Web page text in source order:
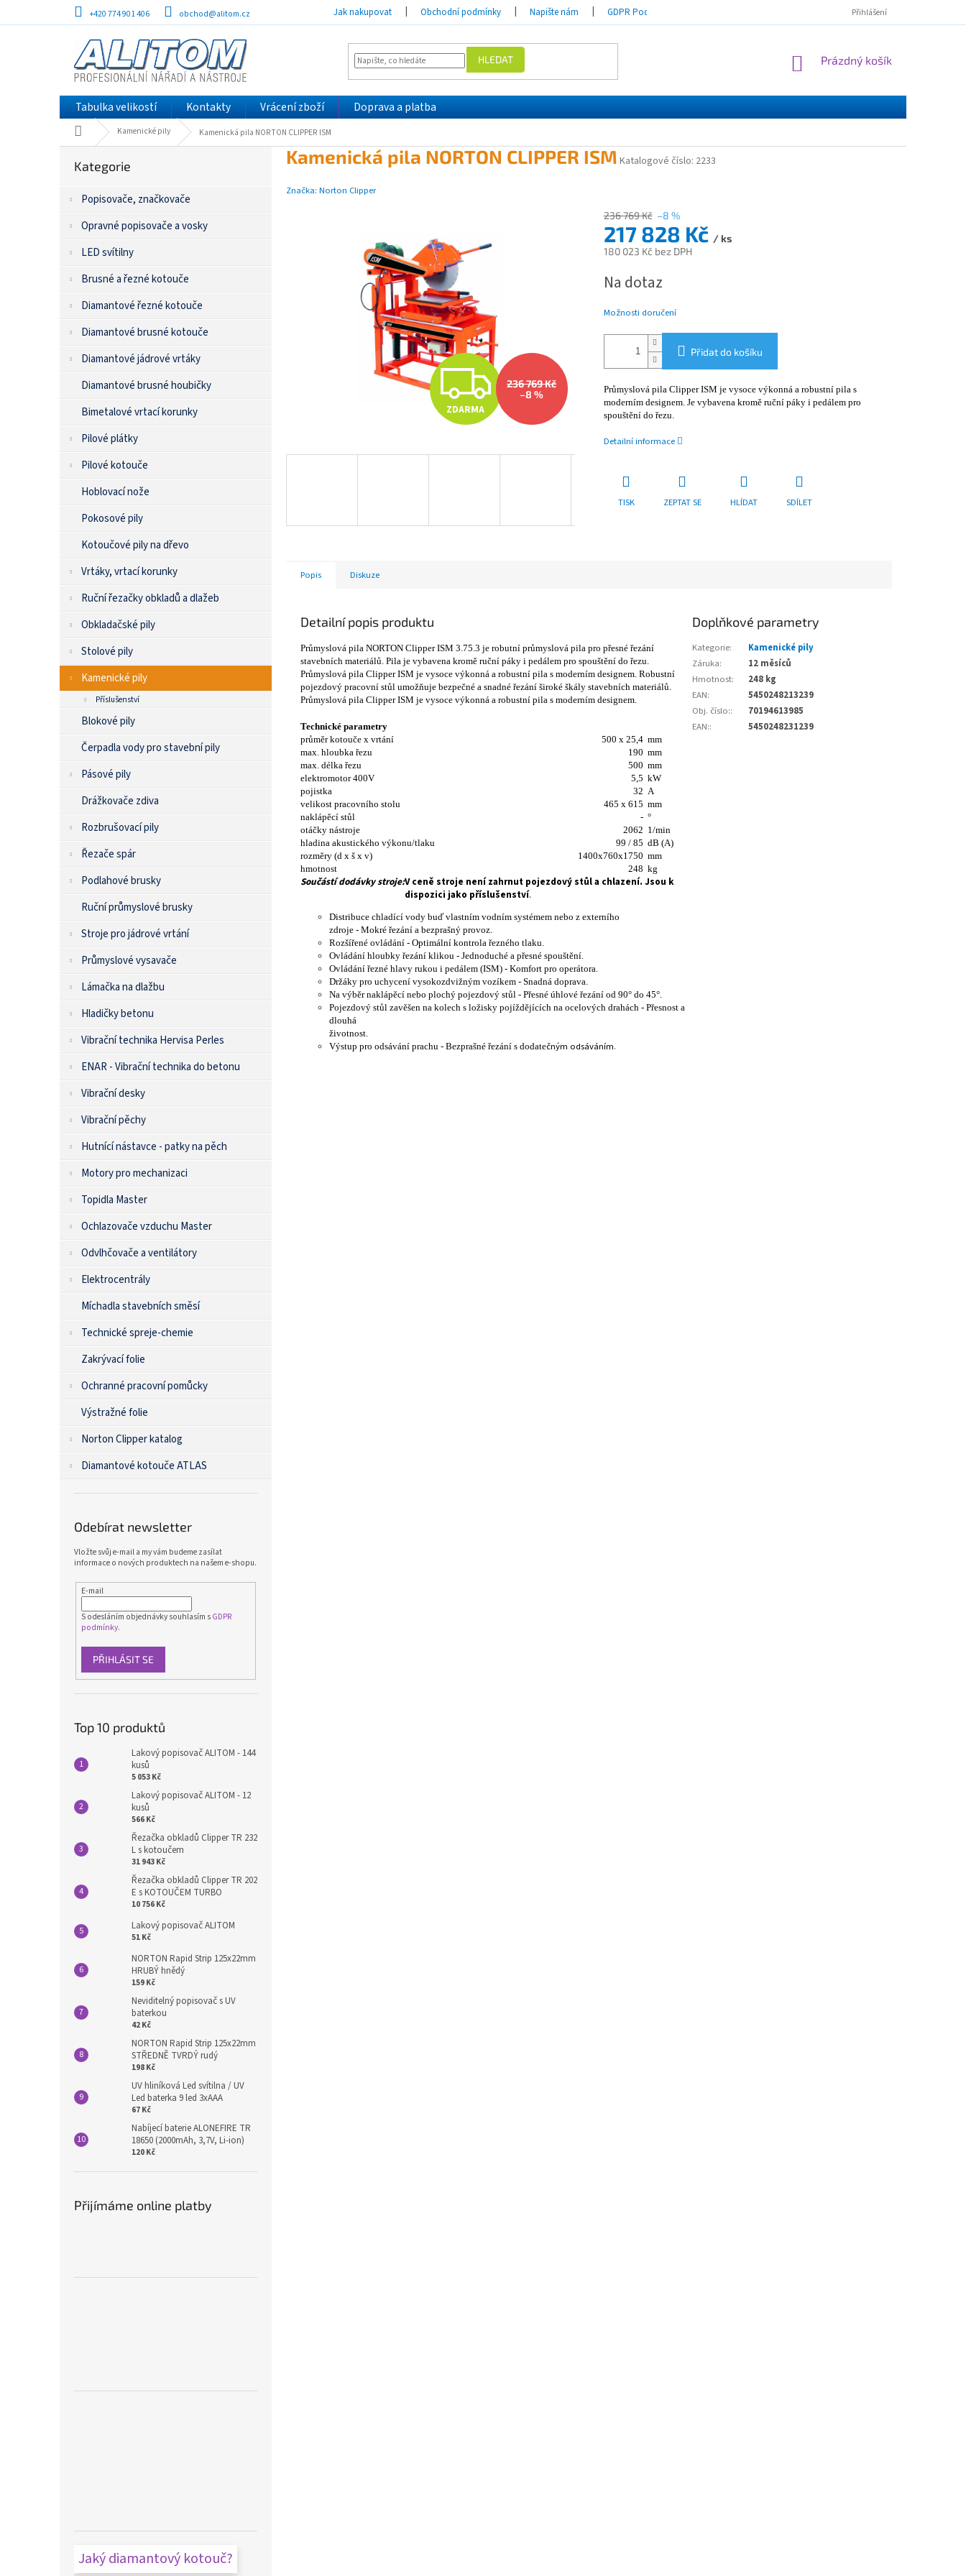
obsah
+420 774 901 406 obchod@alitom.cz Jak nakupovat Obchodní podmínky Napište nám GDPR Podmínky ochrany osobních údajů ESSOX - nákup na splátky
Přihlášení
HLEDAT
NÁKUPNÍ
Prázdný košík
Tabulka velikostí Kontakty Vrácení zboží Doprava a platba
Domů Kamenické pily Kamenická pila NORTON CLIPPER ISM
kategorie
Kategorie
Popisovače, značkovače
Opravné popisovače a vosky
LED svítilny
Brusné a řezné kotouče
Diamantové řezné kotouče
Diamantové brusné kotouče
Diamantové jádrové vrtáky
Diamantové brusné houbičky
Bimetalové vrtací korunky
Pilové plátky
Pilové kotouče
Hoblovací nože
Pokosové pily
Kotoučové pily na dřevo
Vrtáky, vrtací korunky
Ruční řezačky obkladů a dlažeb
Obkladačské pily
Stolové pily
Kamenické pily
Příslušenství
Blokové pily
Čerpadla vody pro stavební pily
Pásové pily
Drážkovače zdiva
Rozbrušovací pily
Řezače spár
Podlahové brusky
Ruční průmyslové brusky
Stroje pro jádrové vrtání
Průmyslové vysavače
Lámačka na dlažbu
Hladičky betonu
Vibrační technika Hervisa Perles
ENAR - Vibrační technika do betonu
Vibrační desky
Vibrační pěchy
Hutnící nástavce - patky na pěch
Motory pro mechanizaci
Topidla Master
Ochlazovače vzduchu Master
Odvlhčovače a ventilátory
Elektrocentrály
Míchadla stavebních směsí
Technické spreje-chemie
Zakrývací folie
Ochranné pracovní pomůcky
Výstražné folie
Norton Clipper katalog
Diamantové kotouče ATLAS
Odebírat newsletter
Vložte svůj e-mail a my vám budeme zasílat
informace o nových produktech na našem e-shopu.
E-mail
S odesláním objednávky souhlasím sGDPR
podmínky.
PŘIHLÁSIT SE
Top 10 produktů
Lakový popisovač ALITOM - 144
kusů
5 053 Kč
Lakový popisovač ALITOM - 12
kusů
566 Kč
Řezačka obkladů Clipper TR 232
L s kotoučem
31 943 Kč
Řezačka obkladů Clipper TR 202
E s KOTOUČEM TURBO
10 756 Kč
Lakový popisovač ALITOM
51 Kč
NORTON Rapid Strip 125x22mm
HRUBÝ hnědý
159 Kč
Neviditelný popisovač s UV
baterkou
42 Kč
NORTON Rapid Strip 125x22mm
STŘEDNĚ TVRDÝ rudý
198 Kč
UV hliníková Led svítilna / UV
Led baterka 9 led 3xAAA
67 Kč
Nabíjecí baterie ALONEFIRE TR
18650 (2000mAh, 3,7V, Li-ion)
120 Kč
Přijímáme online platby
Jaký diamantový kotouč?
Kamenická pila NORTON CLIPPER ISM Katalogové číslo: 2233
Značka: Norton Clipper
Z
D
R
A
ZDARMA
236 769 Kč
–8 %
236 769 Kč –8 %
217 828 Kč / ks
180 023 Kč bez DPH
cena:
Na dotaz
Možnosti doručení
Přidat do košíku
Průmyslová pila Clipper ISM je vysoce výkonná a robustní pila s
moderním designem. Je vybavena kromě ruční páky i pedálem pro
spouštění do řezu.
Detailní informace
TISK ZEPTAT SE HLÍDAT SDÍLET
Popis Diskuze
Detailní popis produktu
Průmyslová pila NORTON Clipper ISM 3.75.3 je robutní průmyslová pila pro přesné řezání
stavebních materiálů. Pila je vybavena kromě ruční páky i pedálem pro spouštění do řezu.
Průmyslová pila Clipper ISM je vysoce výkonná a robustní pila s moderním designem. Robustní
pojezdový pracovní stůl umožňuje bezpečné a snadné řezání široké škály stavebních materiálů.
Průmyslová pila Clipper ISM je vysoce výkonná a robustní pila s moderním designem.
Technické parametry
průměr kotouče x vrtání
500 x 25,4 mm
max. hloubka řezu
190 mm
max. délka řezu
500 mm
elektromotor 400V
5,5 kW
pojistka
32 A
velikost pracovního stolu
465 x 615 mm
naklápěcí stůl
- °
otáčky nástroje
2062 1/min
hladina akustického výkonu/tlaku
99 / 85 dB (A)
rozměry (d x š x v)
1400x760x1750 mm
hmotnost
248 kg
Součástí dodávky stroje:V ceně stroje není zahrnut pojezdový stůl a chlazení. Jsou k
dispozici jako příslušenství.
Distribuce chladící vody buď vlastním vodním systémem nebo z externího
zdroje - Mokré řezání a bezprašný provoz.
Rozšířené ovládání - Optimální kontrola řezného tlaku.
Ovládání hloubky řezání klikou - Jednoduché a přesné spouštění.
Ovládání řezné hlavy rukou i pedálem (ISM) - Komfort pro operátora.
Držáky pro uchycení vysokozdvižným vozíkem - Snadná doprava.
Na výběr naklápěcí nebo plochý pojezdový stůl - Přesné úhlové řezání od 90° do 45°.
Pojezdový stůl zavěšen na kolech s ložisky pojíždějících na ocelových drahách - Přesnost a
dlouhá
životnost.
Výstup pro odsávání prachu - Bezprašné řezání s dodatečným odsáváním.
Doplňkové parametry
Kategorie:
Kamenické pily
Záruka:
12 měsíců
Hmotnost:
248 kg
EAN:
5450248213239
Obj. číslo::
70194613985
EAN:: 5450248231239